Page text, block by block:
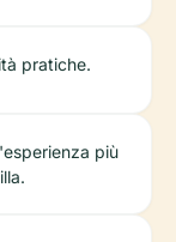
pratiche.
più